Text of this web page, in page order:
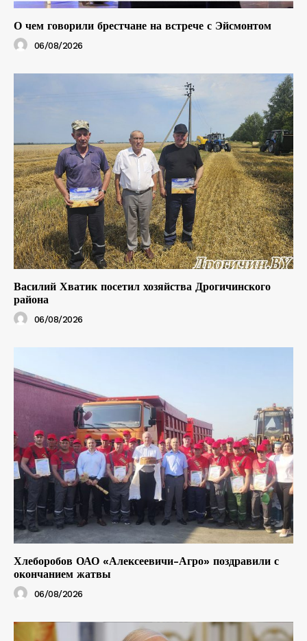
О чем говорили брестчане на встрече с Эйсмонтом
06/08/2026
Василий Хватик посетил хозяйства Дрогичинского
района
06/08/2026
Хлеборобов ОАО «Алексеевичи-Агро» поздравили с
окончанием жатвы
06/08/2026